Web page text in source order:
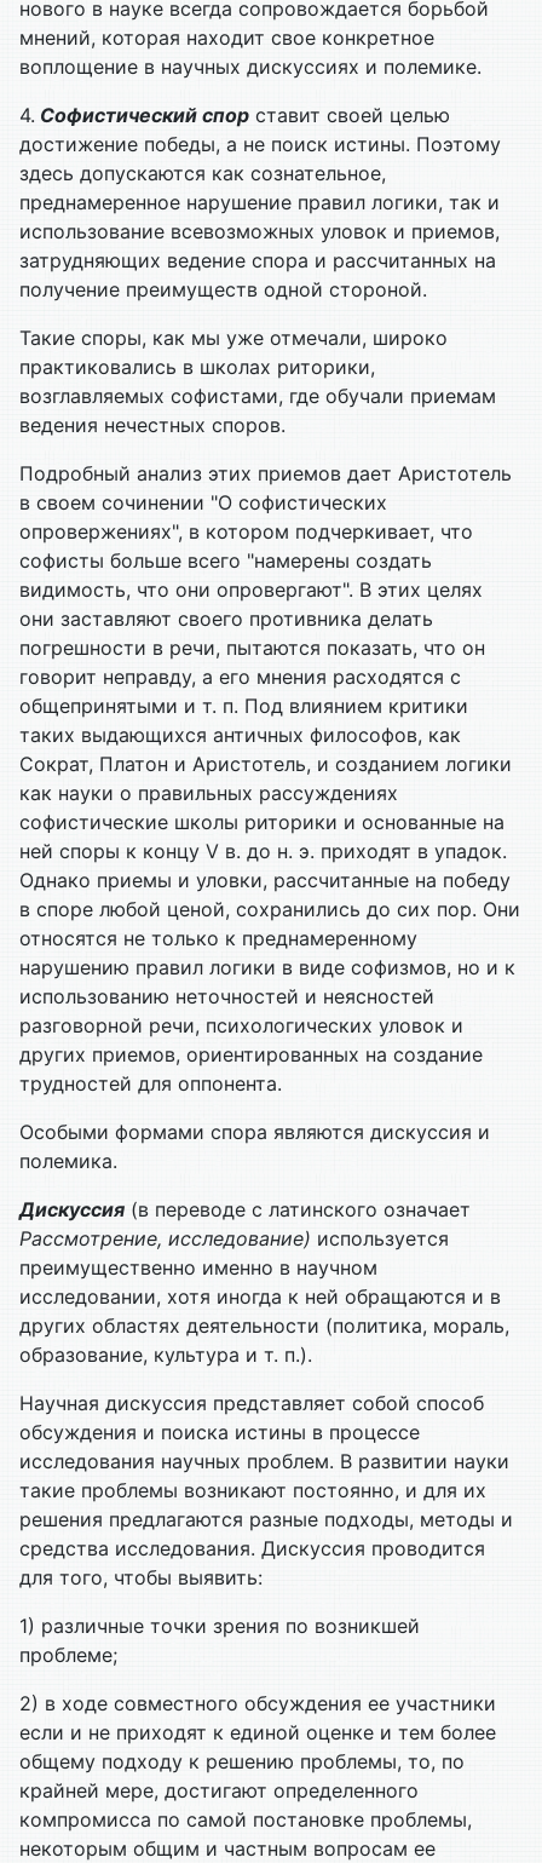
нового в науке всегда сопровождается борьбой
мнений, которая находит свое конкретное
воплощение в научных дискуссиях и полемике.
4. Софистический спор ставит своей целью
достижение победы, а не поиск истины. Поэтому
здесь допускаются как сознательное,
преднамеренное нарушение правил логики, так и
использование всевозможных уловок и приемов,
затрудняющих ведение спора и рассчитанных на
получение преимуществ одной стороной.
Такие споры, как мы уже отмечали, широко
практиковались в школах риторики,
возглавляемых софистами, где обучали приемам
ведения нечестных споров.
Подробный анализ этих приемов дает Аристотель
в своем сочинении "О софистических
опровержениях", в котором подчеркивает, что
софисты больше всего "намерены создать
видимость, что они опровергают". В этих целях
они заставляют своего противника делать
погрешности в речи, пытаются показать, что он
говорит неправду, а его мнения расходятся с
общепринятыми и т. п. Под влиянием критики
таких выдающихся античных философов, как
Сократ, Платон и Аристотель, и созданием логики
как науки о правильных рассуждениях
софистические школы риторики и основанные на
ней споры к концу V в. до н. э. приходят в упадок.
Однако приемы и уловки, рассчитанные на победу
в споре любой ценой, сохранились до сих пор. Они
относятся не только к преднамеренному
нарушению правил логики в виде софизмов, но и к
использованию неточностей и неясностей
разговорной речи, психологических уловок и
других приемов, ориентированных на создание
трудностей для оппонента.
Особыми формами спора являются дискуссия и
полемика.
Дискуссия (в переводе с латинского означает
Рассмотрение, исследование) используется
преимущественно именно в научном
исследовании, хотя иногда к ней обращаются и в
других областях деятельности (политика, мораль,
образование, культура и т. п.).
Научная дискуссия представляет собой способ
обсуждения и поиска истины в процессе
исследования научных проблем. В развитии науки
такие проблемы возникают постоянно, и для их
решения предлагаются разные подходы, методы и
средства исследования. Дискуссия проводится
для того, чтобы выявить:
1) различные точки зрения по возникшей
проблеме;
2) в ходе совместного обсуждения ее участники
если и не приходят к единой оценке и тем более
общему подходу к решению проблемы, то, по
крайней мере, достигают определенного
компромисса по самой постановке проблемы,
некоторым общим и частным вопросам ее